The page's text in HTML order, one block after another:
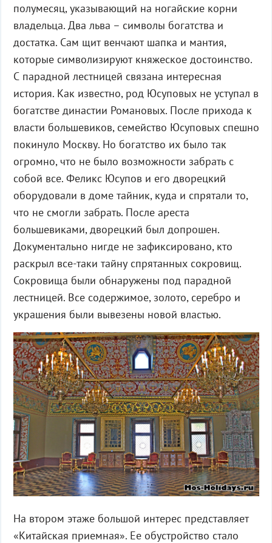
полумесяц, указывающий на ногайские корни
владельца. Два льва – символы богатства и
достатка. Сам щит венчают шапка и мантия,
которые символизируют княжеское достоинство.
С парадной лестницей связана интересная
история. Как известно, род Юсуповых не уступал в
богатстве династии Романовых. После прихода к
власти большевиков, семейство Юсуповых спешно
покинуло Москву. Но богатство их было так
огромно, что не было возможности забрать с
собой все. Феликс Юсупов и его дворецкий
оборудовали в доме тайник, куда и спрятали то,
что не смогли забрать. После ареста
большевиками, дворецкий был допрошен.
Документально нигде не зафиксировано, кто
раскрыл все-таки тайну спрятанных сокровищ.
Сокровища были обнаружены под парадной
лестницей. Все содержимое, золото, серебро и
украшения были вывезены новой властью.
На втором этаже большой интерес представляет
«Китайская приемная». Ее обустройство стало